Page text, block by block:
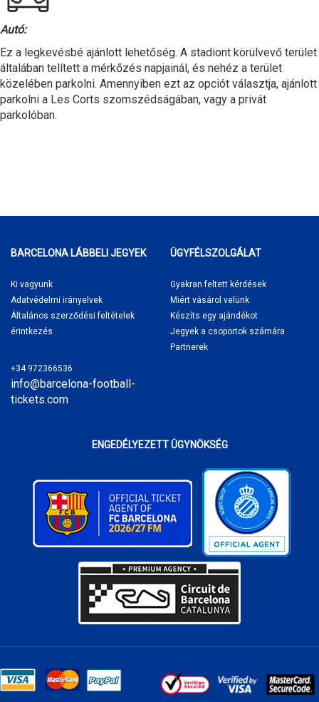
Autó:
Ez a legkevésbé ajánlott lehetőség. A stadiont körülvevő terület
általában telített a mérkőzés napjainál, és nehéz a terület
közelében parkolni. Amennyiben ezt az opciót választja, ajánlott
parkolni a Les Corts szomszédságában, vagy a privát
parkolóban.
BARCELONA LÁBBELI JEGYEK
Ki vagyunk
Adatvédelmi irányelvek
Általános szerződési feltételek
érintkezés
+34 972366536
info@barcelona-football-
tickets.com
ÜGYFÉLSZOLGÁLAT
Gyakran feltett kérdések
Miért vásárol velünk
Készíts egy ajándékot
Jegyek a csoportok számára
Partnerek
ENGEDÉLYEZETT ÜGYNÖKSÉG